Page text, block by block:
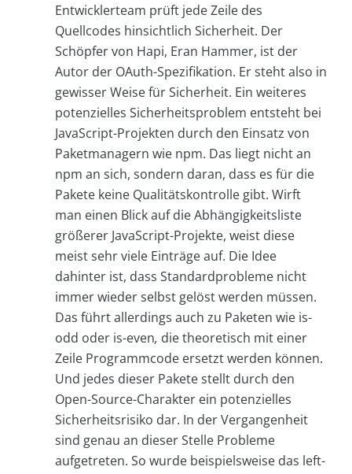
Entwicklerteam prüft jede Zeile des
Quellcodes hinsichtlich Sicherheit. Der
Schöpfer von Hapi, Eran Hammer, ist der
Autor der OAuth-Spezifikation. Er steht also in
gewisser Weise für Sicherheit. Ein weiteres
potenzielles Sicherheitsproblem entsteht bei
JavaScript-Projekten durch den Einsatz von
Paketmanagern wie npm. Das liegt nicht an
npm an sich, sondern daran, dass es für die
Pakete keine Qualitätskontrolle gibt. Wirft
man einen Blick auf die Abhängigkeitsliste
größerer JavaScript-Projekte, weist diese
meist sehr viele Einträge auf. Die Idee
dahinter ist, dass Standardprobleme nicht
immer wieder selbst gelöst werden müssen.
Das führt allerdings auch zu Paketen wie is-
odd oder is-even, die theoretisch mit einer
Zeile Programmcode ersetzt werden können.
Und jedes dieser Pakete stellt durch den
Open-Source-Charakter ein potenzielles
Sicherheitsrisiko dar. In der Vergangenheit
sind genau an dieser Stelle Probleme
aufgetreten. So wurde beispielsweise das left-